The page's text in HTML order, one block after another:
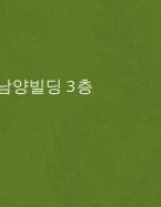
양빌딩 3층